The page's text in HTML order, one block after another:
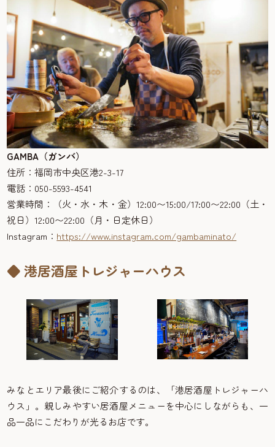
GAMBA（ガンバ）
住所：福岡市中央区港2-3-17
電話：050-5593-4541
営業時間：（火・水・木・金）12:00〜15:00/17:00〜22:00（土・
祝日）12:00〜22:00（月・日定休日）
Instagram： https://www.instagram.com/gambaminato/
◆ 港居酒屋トレジャーハウス
みなとエリア最後にご紹介するのは、「港居酒屋トレジャーハ
ウス」。親しみやすい居酒屋メニューを中心にしながらも、一
品一品にこだわりが光るお店です。